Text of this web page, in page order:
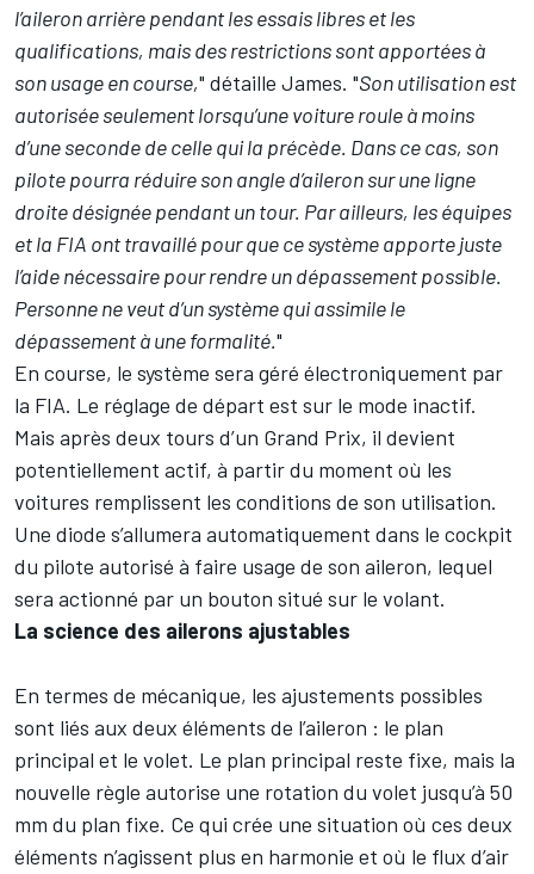
l’aileron arrière pendant les essais libres et les
qualifications, mais des restrictions sont apportées à
son usage en course," détaille James. "Son utilisation est
autorisée seulement lorsqu’une voiture roule à moins
d’une seconde de celle qui la précède. Dans ce cas, son
pilote pourra réduire son angle d’aileron sur une ligne
droite désignée pendant un tour. Par ailleurs, les équipes
et la FIA ont travaillé pour que ce système apporte juste
l’aide nécessaire pour rendre un dépassement possible.
Personne ne veut d’un système qui assimile le
dépassement à une formalité."
En course, le système sera géré électroniquement par
la FIA. Le réglage de départ est sur le mode inactif.
Mais après deux tours d’un Grand Prix, il devient
potentiellement actif, à partir du moment où les
voitures remplissent les conditions de son utilisation.
Une diode s’allumera automatiquement dans le cockpit
du pilote autorisé à faire usage de son aileron, lequel
sera actionné par un bouton situé sur le volant.
La science des ailerons ajustables
En termes de mécanique, les ajustements possibles
sont liés aux deux éléments de l’aileron : le plan
principal et le volet. Le plan principal reste fixe, mais la
nouvelle règle autorise une rotation du volet jusqu’à 50
mm du plan fixe. Ce qui crée une situation où ces deux
éléments n’agissent plus en harmonie et où le flux d’air